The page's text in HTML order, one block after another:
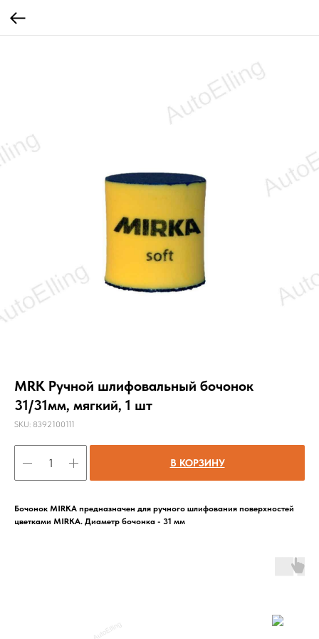
MRK Ручной шлифовальный бочонок
31/31мм, мягкий, 1 шт
SKU: 8392100111
В КОРЗИНУ
Бочонок MIRKA предназначен для ручного шлифования поверхностей
цветками MIRKA. Диаметр бочонка - 31 мм